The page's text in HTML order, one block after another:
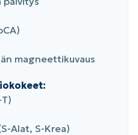
magneettikuvaus
Alat, S-Krea)